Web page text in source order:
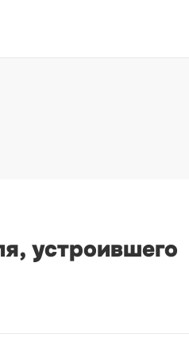
устроившего